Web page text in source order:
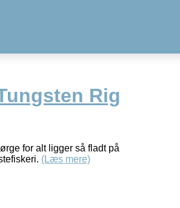
Rig
for alt ligger så fladt på
(Læs mere)